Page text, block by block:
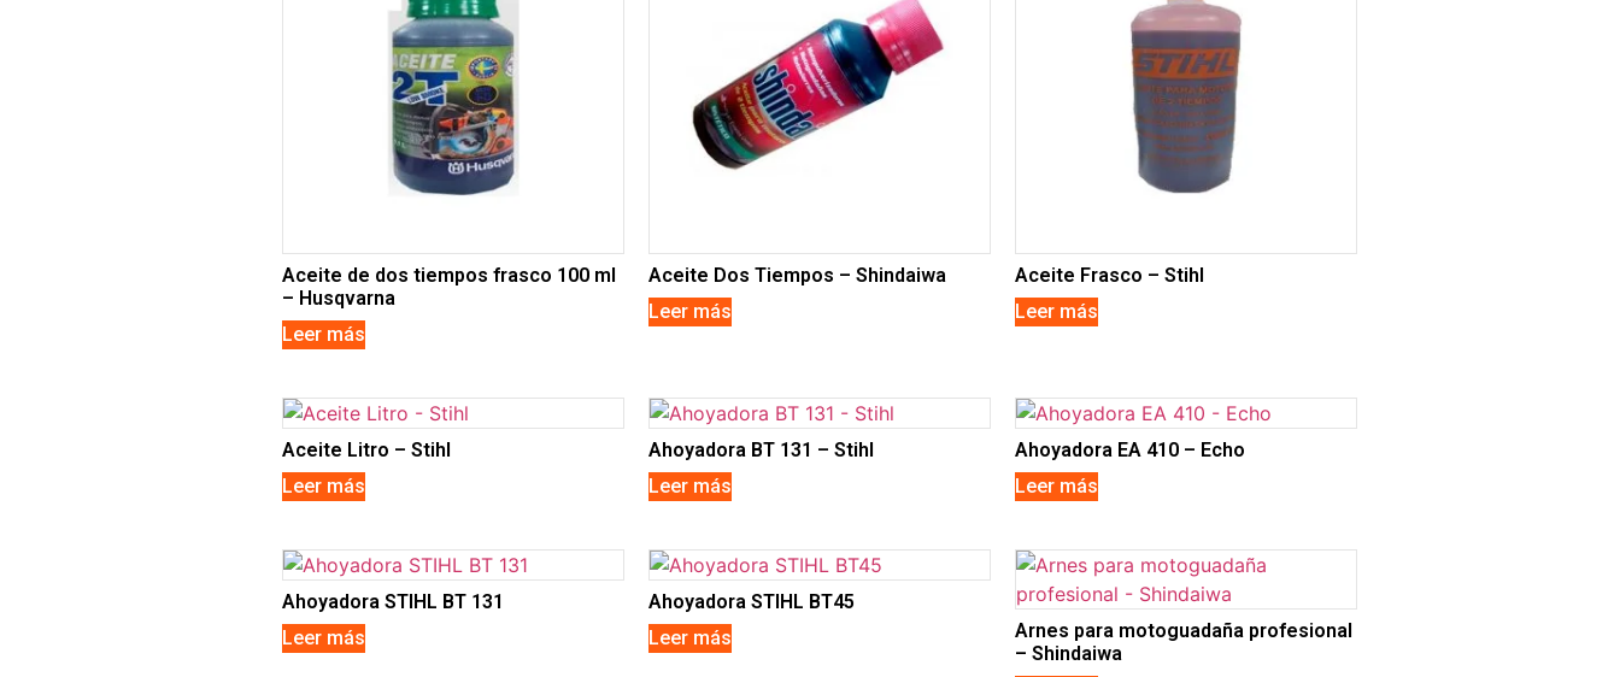
Aceite de dos tiempos frasco 100 ml
– Husqvarna
Leer más
Aceite Dos Tiempos – Shindaiwa
Leer más
Aceite Frasco – Stihl
Leer más
Aceite Litro – Stihl
Leer más
Ahoyadora BT 131 – Stihl
Leer más
Ahoyadora EA 410 – Echo
Leer más
Ahoyadora STIHL BT 131
Leer más
Ahoyadora STIHL BT45
Leer más
Arnes para motoguadaña profesional
– Shindaiwa